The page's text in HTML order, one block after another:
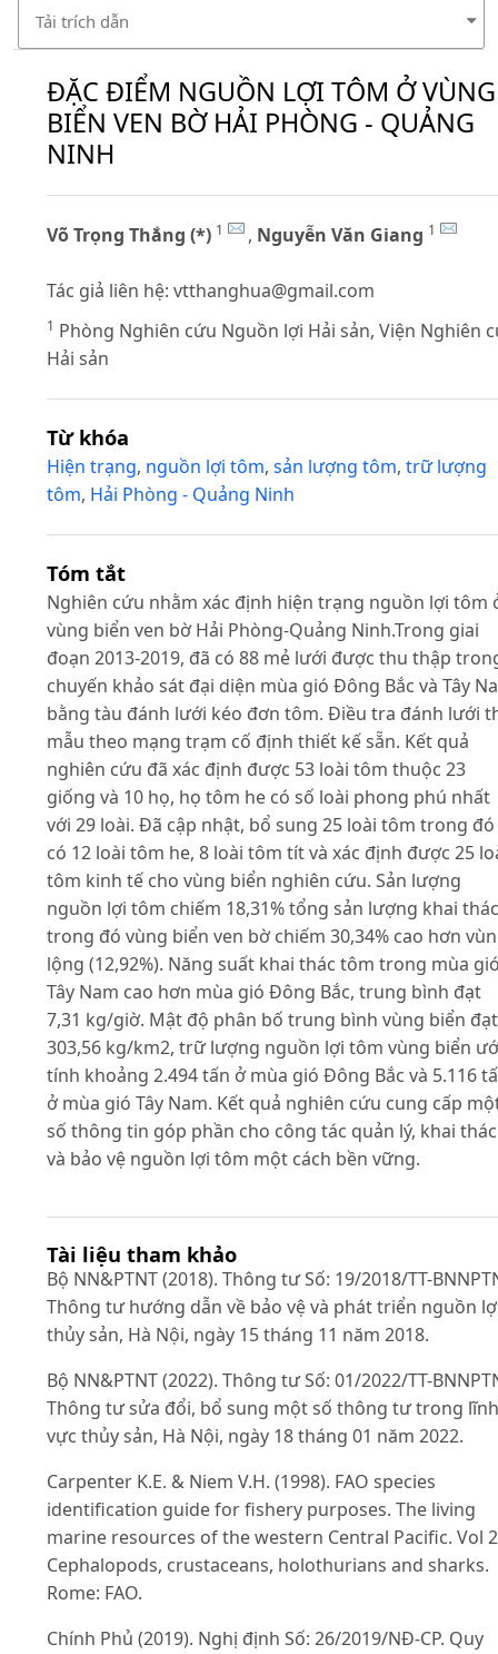
Tải trích dẫn
ĐẶC ĐIỂM NGUỒN LỢI TÔM Ở VÙNG
BIỂN VEN BỜ HẢI PHÒNG - QUẢNG
NINH
Võ Trọng Thắng (*) 1 , Nguyễn Văn Giang 1
Tác giả liên hệ: vtthanghua@gmail.com
1 Phòng Nghiên cứu Nguồn lợi Hải sản, Viện Nghiên
Hải sản
Từ khóa
Hiện trạng, nguồn lợi tôm, sản lượng tôm, trữ lượng
tôm, Hải Phòng - Quảng Ninh
Tóm tắt
Nghiên cứu nhằm xác định hiện trạng nguồn lợi tôm
vùng biển ven bờ Hải Phòng-Quảng Ninh.Trong giai
đoạn 2013-2019, đã có 88 mẻ lưới được thu thập
chuyến khảo sát đại diện mùa gió Đông Bắc và Tây
bằng tàu đánh lưới kéo đơn tôm. Điều tra đánh lưới
mẫu theo mạng trạm cố định thiết kế sẵn. Kết quả
nghiên cứu đã xác định được 53 loài tôm thuộc 23
giống và 10 họ, họ tôm he có số loài phong phú nhất
với 29 loài. Đã cập nhật, bổ sung 25 loài tôm trong đó
có 12 loài tôm he, 8 loài tôm tít và xác định được 25
tôm kinh tế cho vùng biển nghiên cứu. Sản lượng
nguồn lợi tôm chiếm 18,31% tổng sản lượng khai
trong đó vùng biển ven bờ chiếm 30,34% cao hơn
lộng (12,92%). Năng suất khai thác tôm trong mùa
Tây Nam cao hơn mùa gió Đông Bắc, trung bình đạt
7,31 kg/giờ. Mật độ phân bố trung bình vùng biển đạt
303,56 kg/km2, trữ lượng nguồn lợi tôm vùng biển
tính khoảng 2.494 tấn ở mùa gió Đông Bắc và 5.116
ở mùa gió Tây Nam. Kết quả nghiên cứu cung cấp
số thông tin góp phần cho công tác quản lý, khai thác
và bảo vệ nguồn lợi tôm một cách bền vững.
Tài liệu tham khảo
Bộ NN&PTNT (2018). Thông tư Số: 19/2018/TT-
Thông tư hướng dẫn về bảo vệ và phát triển nguồn
thủy sản, Hà Nội, ngày 15 tháng 11 năm 2018.
Bộ NN&PTNT (2022). Thông tư Số: 01/2022/TT-
Thông tư sửa đổi, bổ sung một số thông tư trong lĩnh
vực thủy sản, Hà Nội, ngày 18 tháng 01 năm 2022.
Carpenter K.E. & Niem V.H. (1998). FAO species
identification guide for fishery purposes. The living
marine resources of the western Central Pacific. Vol
Cephalopods, crustaceans, holothurians and sharks.
Rome: FAO.
Chính Phủ (2019). Nghị định Số: 26/2019/NĐ-CP. Quy